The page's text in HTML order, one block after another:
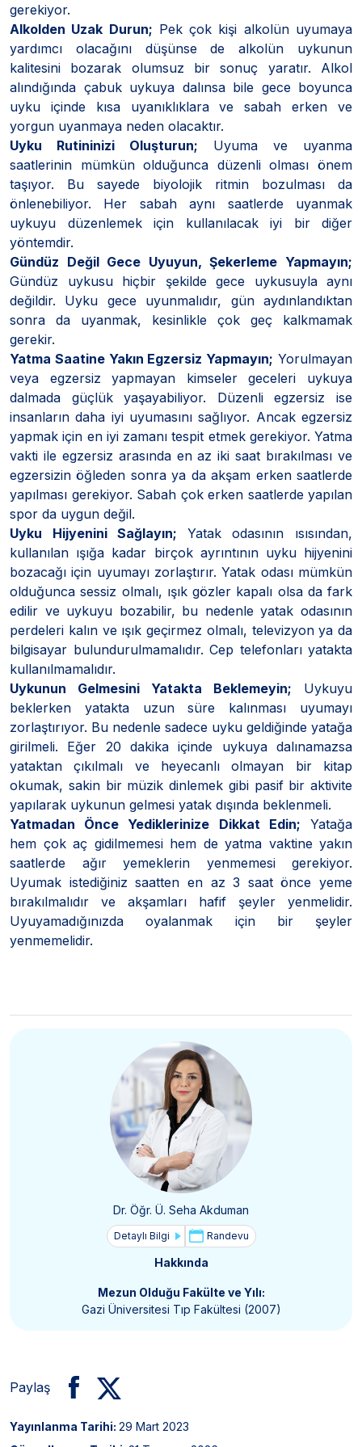
gerekiyor.
Alkolden Uzak Durun; Pek çok kişi alkolün uyumaya
yardımcı olacağını düşünse de alkolün uykunun
kalitesini bozarak olumsuz bir sonuç yaratır. Alkol
alındığında çabuk uykuya dalınsa bile gece boyunca
uyku içinde kısa uyanıklıklara ve sabah erken ve
yorgun uyanmaya neden olacaktır.
Uyku Rutininizi Oluşturun; Uyuma ve uyanma
saatlerinin mümkün olduğunca düzenli olması önem
taşıyor. Bu sayede biyolojik ritmin bozulması da
önlenebiliyor. Her sabah aynı saatlerde uyanmak
uykuyu düzenlemek için kullanılacak iyi bir diğer
yöntemdir.
Gündüz Değil Gece Uyuyun, Şekerleme Yapmayın;
Gündüz uykusu hiçbir şekilde gece uykusuyla aynı
değildir. Uyku gece uyunmalıdır, gün aydınlandıktan
sonra da uyanmak, kesinlikle çok geç kalkmamak
gerekir.
Yatma Saatine Yakın Egzersiz Yapmayın; Yorulmayan
veya egzersiz yapmayan kimseler geceleri uykuya
dalmada güçlük yaşayabiliyor. Düzenli egzersiz ise
insanların daha iyi uyumasını sağlıyor. Ancak egzersiz
yapmak için en iyi zamanı tespit etmek gerekiyor. Yatma
vakti ile egzersiz arasında en az iki saat bırakılması ve
egzersizin öğleden sonra ya da akşam erken saatlerde
yapılması gerekiyor. Sabah çok erken saatlerde yapılan
spor da uygun değil.
Uyku Hijyenini Sağlayın; Yatak odasının ısısından,
kullanılan ışığa kadar birçok ayrıntının uyku hijyenini
bozacağı için uyumayı zorlaştırır. Yatak odası mümkün
olduğunca sessiz olmalı, ışık gözler kapalı olsa da fark
edilir ve uykuyu bozabilir, bu nedenle yatak odasının
perdeleri kalın ve ışık geçirmez olmalı, televizyon ya da
bilgisayar bulundurulmamalıdır. Cep telefonları yatakta
kullanılmamalıdır.
Uykunun Gelmesini Yatakta Beklemeyin; Uykuyu
beklerken yatakta uzun süre kalınması uyumayı
zorlaştırıyor. Bu nedenle sadece uyku geldiğinde yatağa
girilmeli. Eğer 20 dakika içinde uykuya dalınamazsa
yataktan çıkılmalı ve heyecanlı olmayan bir kitap
okumak, sakin bir müzik dinlemek gibi pasif bir aktivite
yapılarak uykunun gelmesi yatak dışında beklenmeli.
Yatmadan Önce Yediklerinize Dikkat Edin; Yatağa
hem çok aç gidilmemesi hem de yatma vaktine yakın
saatlerde ağır yemeklerin yenmemesi gerekiyor.
Uyumak istediğiniz saatten en az 3 saat önce yeme
bırakılmalıdır ve akşamları hafif şeyler yenmelidir.
Uyuyamadığınızda oyalanmak için bir şeyler
yenmemelidir.
Dr. Öğr. Ü. Seha Akduman
Detaylı Bilgi Randevu
Hakkında
Mezun Olduğu Fakülte ve Yılı:
Gazi Üniversitesi Tıp Fakültesi (2007)
Paylaş
Yayınlanma Tarihi: 29 Mart 2023